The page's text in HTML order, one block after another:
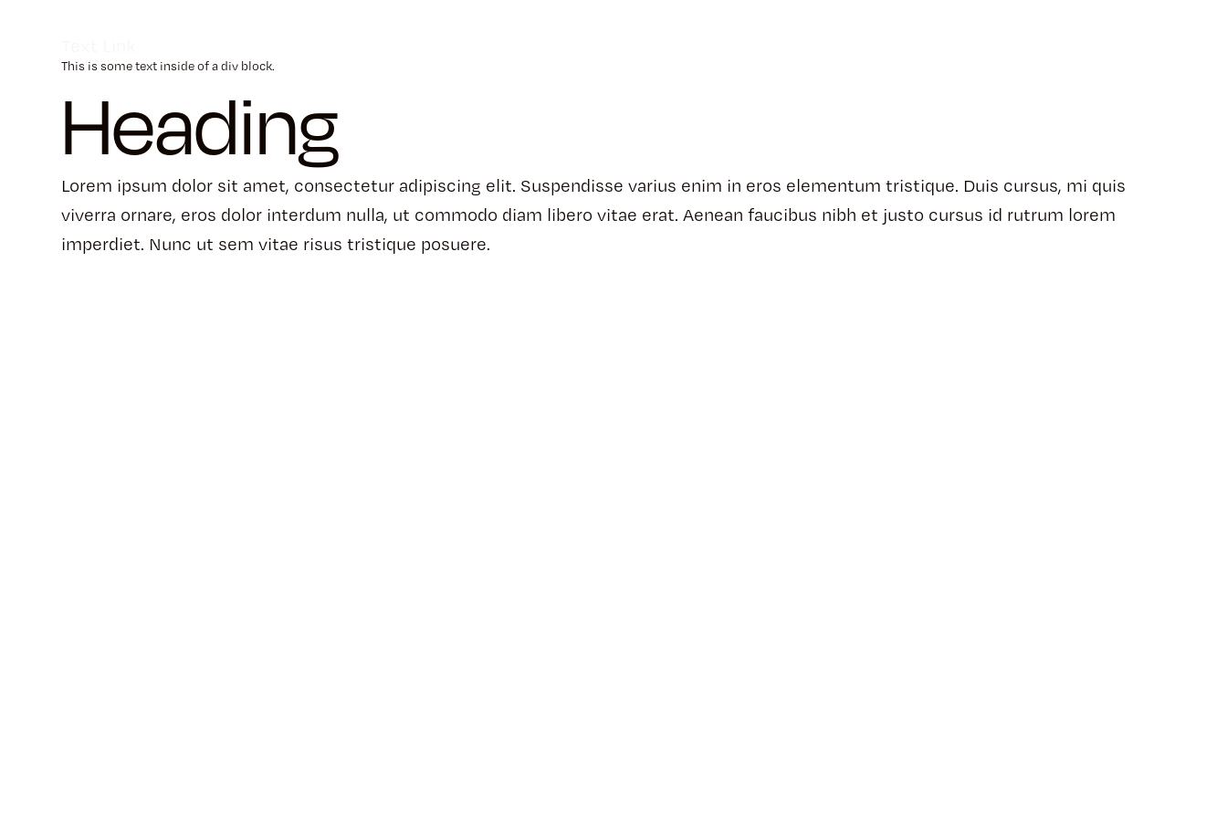
This is some text inside of a div block.
Heading
Lorem ipsum dolor sit amet, consectetur adipiscing elit. Suspendisse varius enim in eros elementum tristique. Duis cursus, mi quis
viverra ornare, eros dolor interdum nulla, ut commodo diam libero vitae erat. Aenean faucibus nibh et justo cursus id rutrum lorem
imperdiet. Nunc ut sem vitae risus tristique posuere.